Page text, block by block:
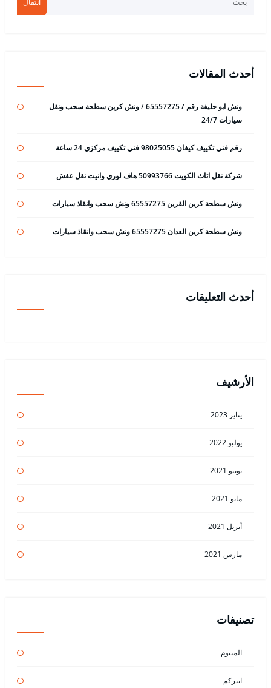
انتقال
أحدث المقالات
ونش ابو حليفة رقم / 65557275 / ونش كرين سطحة سحب ونقل
سيارات 24/7
رقم فني تكييف كيفان 98025055 فني تكييف مركزي 24 ساعة
شركة نقل اثاث الكويت 50993766 هاف لوري وانيت نقل عفش
ونش سطحة كرين القرين 65557275 ونش سحب وانقاذ سيارات
ونش سطحة كرين العدان 65557275 ونش سحب وانقاذ سيارات
أحدث التعليقات
الأرشيف
يناير 2023
يوليو 2022
يونيو 2021
مايو 2021
أبريل 2021
مارس 2021
تصنيفات
المنيوم
انتركم